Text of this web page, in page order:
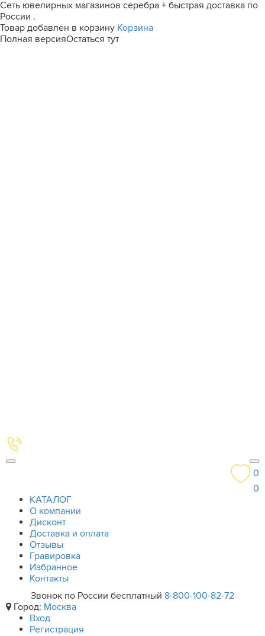
Сеть ювелирных магазинов серебра + быстрая доставка по
России .
Товар добавлен в корзину Корзина
Полная версияОстаться тут
0
0
КАТАЛОГ
О компании
Дисконт
Доставка и оплата
Отзывы
Гравировка
Избранное
Контакты
Звонок по России бесплатный 8-800-100-82-72
Город: Москва
Вход
Регистрация